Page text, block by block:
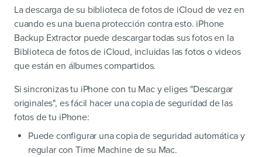
La descarga de su biblioteca de fotos de iCloud de vez en
cuando es una buena protección contra esto. iPhone
Backup Extractor puede descargar todas sus fotos en la
Biblioteca de fotos de iCloud, incluidas las fotos o videos
que están en álbumes compartidos.
Si sincronizas tu iPhone con tu Mac y eliges "Descargar
originales", es fácil hacer una copia de seguridad de las
fotos de tu iPhone:
Puede configurar una copia de seguridad automática y
regular con Time Machine de su Mac.